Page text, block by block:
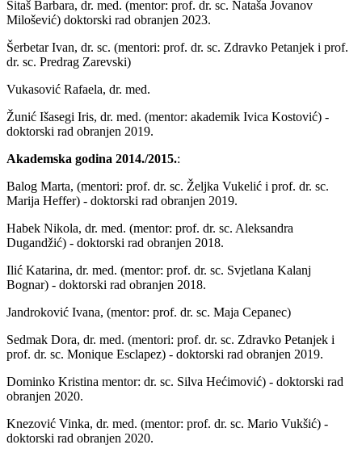
Sitaš Barbara, dr. med. (mentor: prof. dr. sc. Nataša Jovanov
Milošević) doktorski rad obranjen 2023.
Šerbetar Ivan, dr. sc. (mentori: prof. dr. sc. Zdravko Petanjek i prof.
dr. sc. Predrag Zarevski)
Vukasović Rafaela, dr. med.
Žunić Išasegi Iris, dr. med. (mentor: akademik Ivica Kostović) -
doktorski rad obranjen 2019.
Akademska godina 2014./2015.:
Balog Marta, (mentori: prof. dr. sc. Željka Vukelić i prof. dr. sc.
Marija Heffer) - doktorski rad obranjen 2019.
Habek Nikola, dr. med. (mentor: prof. dr. sc. Aleksandra
Dugandžić) - doktorski rad obranjen 2018.
Ilić Katarina, dr. med. (mentor: prof. dr. sc. Svjetlana Kalanj
Bognar) - doktorski rad obranjen 2018.
Jandroković Ivana, (mentor: prof. dr. sc. Maja Cepanec)
Sedmak Dora, dr. med. (mentori: prof. dr. sc. Zdravko Petanjek i
prof. dr. sc. Monique Esclapez) - doktorski rad obranjen 2019.
Dominko Kristina mentor: dr. sc. Silva Hećimović) - doktorski rad
obranjen 2020.
Knezović Vinka, dr. med. (mentor: prof. dr. sc. Mario Vukšić) -
doktorski rad obranjen 2020.